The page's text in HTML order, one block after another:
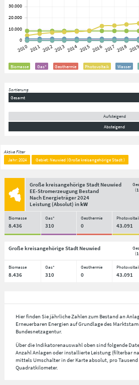
Biomasse Gas* Geothermie Photovoltaik Wasser
Sortierung
Gesamt
Aufsteigend
Absteigend
Aktive Filter
Jahr: 2024
Gebiet: Neuwied (Große kreisangehörige Stadt )
Große kreisangehörige Stadt Neuwied
EE-Stromerzeugung Bestand
Nach Energieträger2024
Leistung(Absolut) inkW
(
Biomasse Gas* Geothermie
8.436 310 0 43.091
Große kreisangehörige Stadt Neuwied
(
Biomasse Gas* Geothermie
8.436 310 0 43.091
Hier finden Sie jährliche Zahlen zum Bestand an
Erneuerbaren Energien auf Grundlage des
Bundesnetzagentur.
Über die Indikatorenauswahl oben sind folgende
Anzahl Anlagen oder installierte Leistung (filterbar
mittels Umschalter in der Karte absolut, pro
Quadratkilometer.